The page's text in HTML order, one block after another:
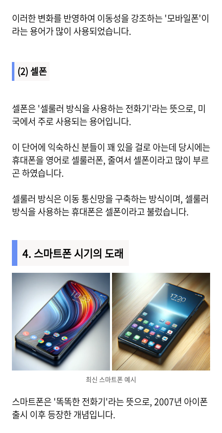
이러한 변화를 반영하여 이동성을 강조하는 '모바일폰'이
라는 용어가 많이 사용되었습니다.
(2) 셀폰
셀폰은 '셀룰러 방식을 사용하는 전화기'라는 뜻으로, 미
국에서 주로 사용되는 용어입니다.
이 단어에 익숙하신 분들이 꽤 있을 걸로 아는데 당시에는
휴대폰을 영어로 셀룰러폰, 줄여서 셀폰이라고 많이 부르
곤 하였습니다.
셀룰러 방식은 이동 통신망을 구축하는 방식이며, 셀룰러
방식을 사용하는 휴대폰은 셀폰이라고 불렀습니다.
4. 스마트폰 시기의 도래
최신 스마트폰 예시
스마트폰은 '똑똑한 전화기'라는 뜻으로, 2007년 아이폰
출시 이후 등장한 개념입니다.